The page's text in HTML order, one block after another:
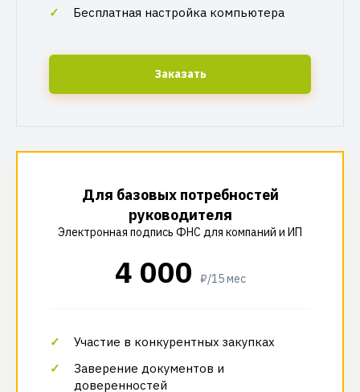
Бесплатная настройка компьютера
Заказать
Для базовых потребностей
руководителя
Электронная подпись ФНС для компаний и ИП
4 000 ₽/15 мес
Участие в конкурентных закупках
Заверение документов и
доверенностей